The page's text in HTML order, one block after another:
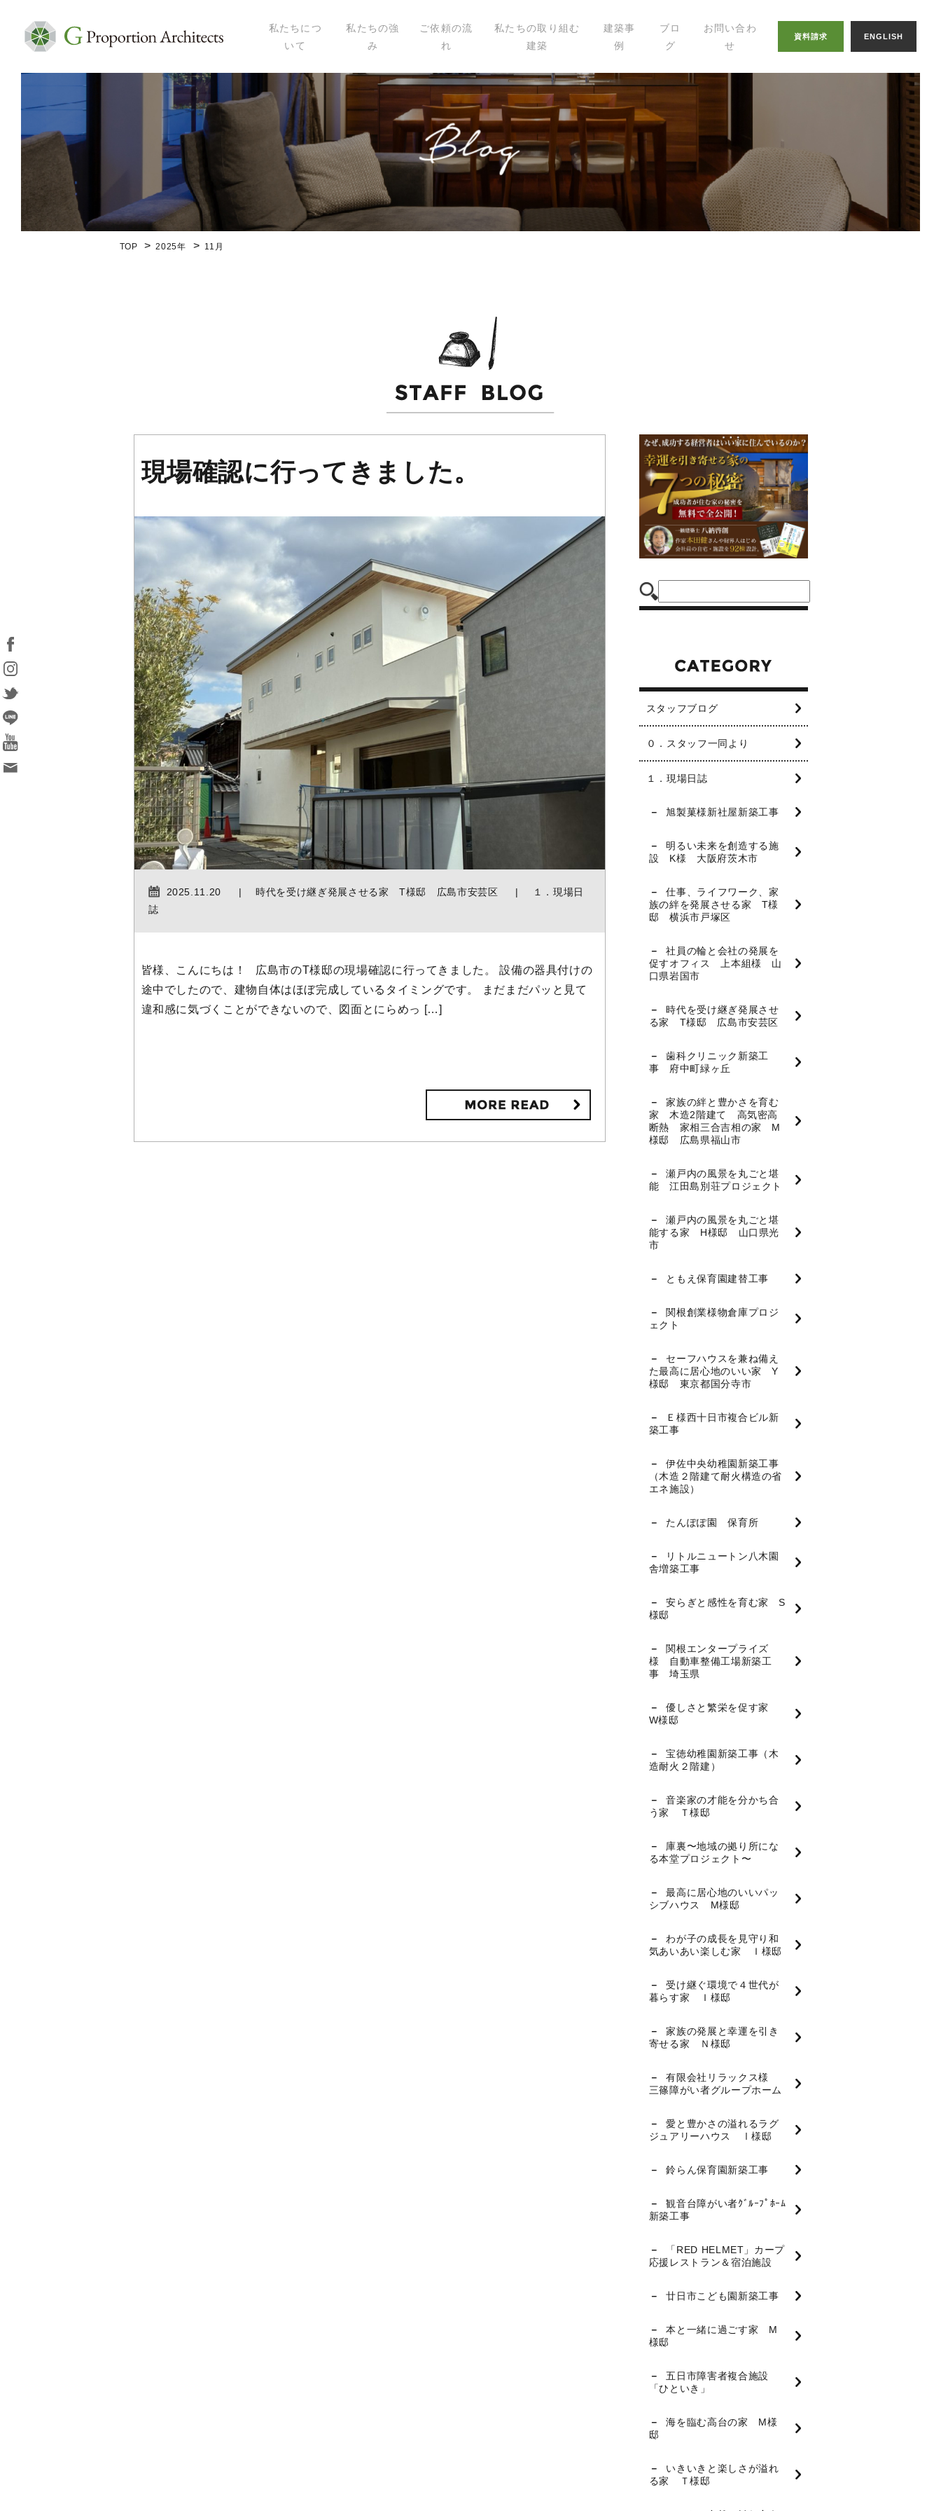
私たちにつ
いて
私たちについて
代表プロフィール
セミナー・講演
メディア掲載
会社概要
私たちの強
み
ご依頼の流
れ
私たちの取り組む
建築
建築事
例
ブロ
グ
幸せの家づくりの
八納ブログ
スタッフグログ
お問い合わ
せ
資料請求 ENGLISH
TOP 2025年 11月
現場確認に行ってきました。
2025.11.20 時代を受け継ぎ発展させる家 T様邸 広島市安芸区
１．現場日
誌
皆様、こんにちは！ 広島市のT様邸の現場確認に行ってきました。 設備の器具付けの
途中でしたので、建物自体はほぼ完成しているタイミングです。 まだまだパッと見て
違和感に気づくことができないので、図面とにらめっ […]
スタッフブログ
０．スタッフ一同より
１．現場日誌
旭製菓様新社屋新築工事
明るい未来を創造する施
設 K様 大阪府茨木市
仕事、ライフワーク、家
族の絆を発展させる家 T様
邸 横浜市戸塚区
社員の輪と会社の発展を
促すオフィス 上本組様 山
口県岩国市
時代を受け継ぎ発展させ
る家 T様邸 広島市安芸区
歯科クリニック新築工
事 府中町緑ヶ丘
家族の絆と豊かさを育む
家 木造2階建て 高気密高
断熱 家相三合吉相の家 M
様邸 広島県福山市
瀬戸内の風景を丸ごと堪
能 江田島別荘プロジェクト
瀬戸内の風景を丸ごと堪
能する家 H様邸 山口県光
市
ともえ保育園建替工事
関根創業様物倉庫プロジ
ェクト
セーフハウスを兼ね備え
た最高に居心地のいい家 Y
様邸 東京都国分寺市
Ｅ様西十日市複合ビル新
築工事
伊佐中央幼稚園新築工事
（木造２階建て耐火構造の省
エネ施設）
たんぽぽ園 保育所
リトルニュートン八木園
舎増築工事
安らぎと感性を育む家 S
様邸
関根エンタープライズ
様 自動車整備工場新築工
事 埼玉県
優しさと繁栄を促す家
W様邸
宝徳幼稚園新築工事（木
造耐火２階建）
音楽家の才能を分かち合
う家 Ｔ様邸
庫裏〜地域の拠り所にな
る本堂プロジェクト〜
最高に居心地のいいパッ
シブハウス M様邸
わが子の成長を見守り和
気あいあい楽しむ家 Ｉ様邸
受け継ぐ環境で４世代が
暮らす家 Ｉ様邸
家族の発展と幸運を引き
寄せる家 Ｎ様邸
有限会社リラックス様
三篠障がい者グループホーム
愛と豊かさの溢れるラグ
ジュアリーハウス Ⅰ様邸
鈴らん保育園新築工事
観音台障がい者ｸﾞﾙｰﾌﾟﾎｰﾑ
新築工事
「RED HELMET」カープ
応援レストラン＆宿泊施設
廿日市こども園新築工事
本と一緒に過ごす家 M
様邸
五日市障害者複合施設
「ひといき」
海を臨む高台の家 M様
邸
いきいきと楽しさが溢れ
る家 Ｔ様邸